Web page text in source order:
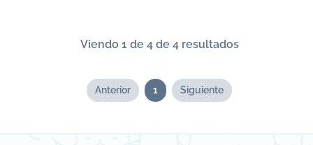
Viendo 1 de 4 de 4 resultados
Anterior 1 Siguiente